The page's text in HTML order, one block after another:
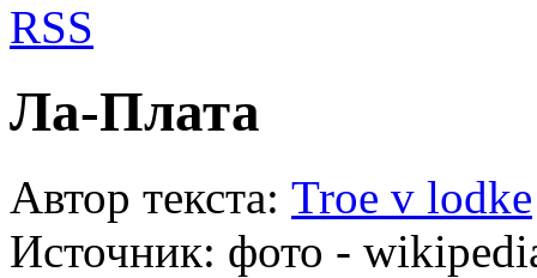
RSS
Ла-Плата
Автор текста: Troe v lodke
Источник: фото -